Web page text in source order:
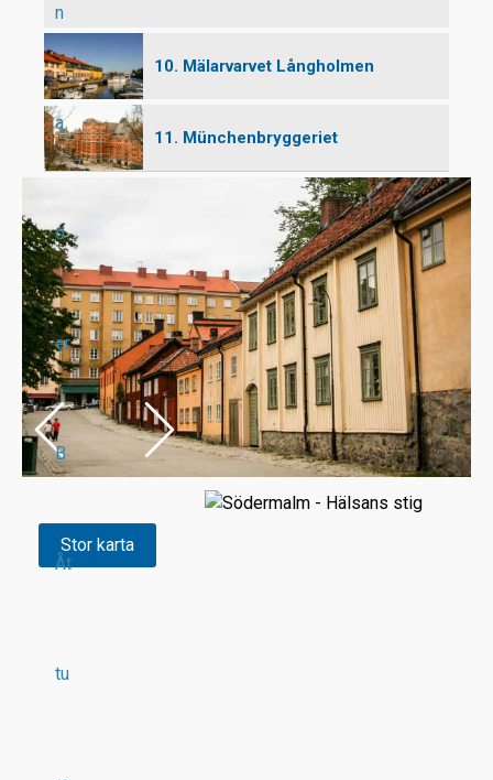
n
a
d
er
B
Åt
tu
10. Mälarvarvet Långholmen
11. Münchenbryggeriet
Stor karta